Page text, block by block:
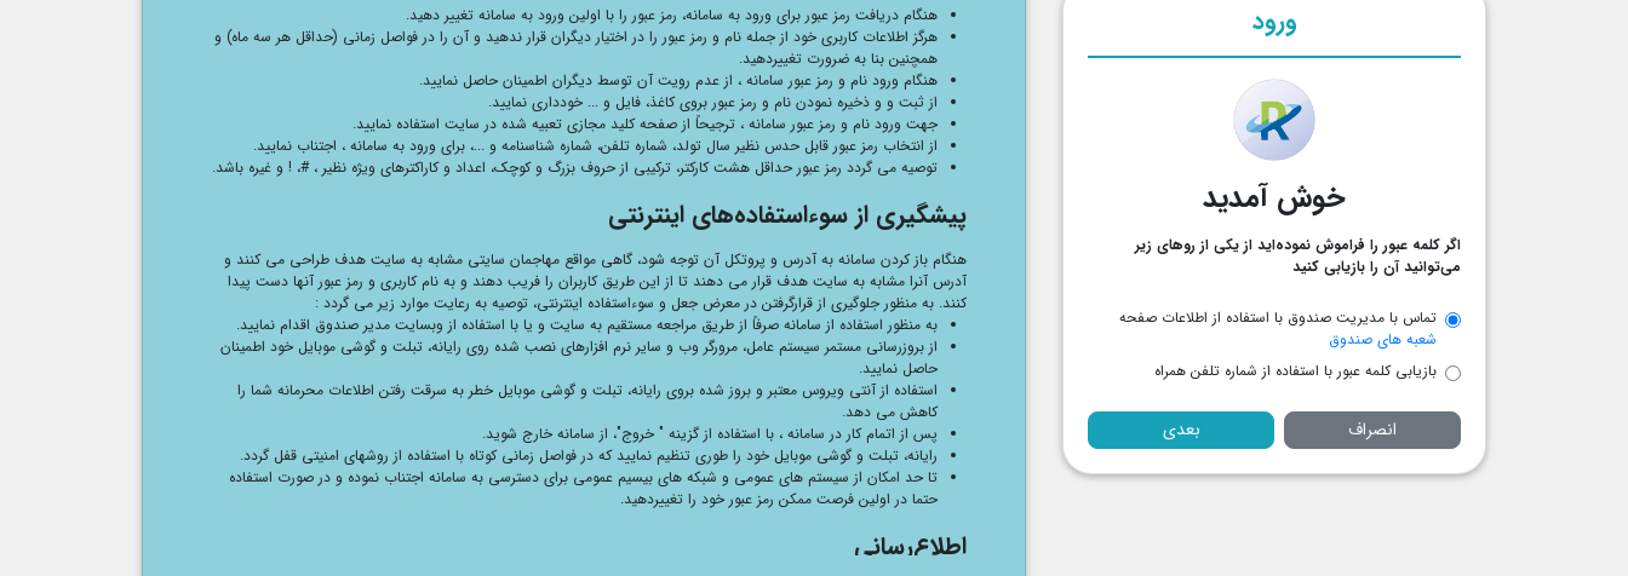
ورود
خوش آمدید
اگر کلمه عبور را فراموش نموده‌اید از یکی از رو‌های زیر
می‌توانید آن را بازیابی کنید
تماس با مدیریت صندوق با استفاده از اطلاعات صفحه
شعبه های صندوق
بازیابی کلمه عبور با استفاده از شماره تلفن همراه
انصراف
هنگام دریافت رمز عبور برای ورود به سامانه، رمز عبور را با اولین ورود به سامانه تغییر دهید.
هرگز اطلاعات کاربری خود از جمله نام و رمز عبور را در اختیار دیگران قرار ندهید و آن را در فواصل زمانی (حداقل هر سه ماه) و
همچنین بنا به ضرورت تغییردهید.
هنگام ورود نام و رمز عبور سامانه ، از عدم رویت آن توسط دیگران اطمینان حاصل نمایید.
از ثبت و و ذخیره نمودن نام و رمز عبور بروی کاغذ، فایل و ... خودداری نمایید.
جهت ورود نام و رمز عبور سامانه ، ترجیحاً از صفحه کلید مجازی تعبیه شده در سایت استفاده نمایید.
از انتخاب رمز عبور قابل حدس نظیر سال تولد، شماره تلفن، شماره شناسنامه و ...، برای ورود به سامانه ، اجتناب نمایید.
توصیه می گردد رمز عبور حداقل هشت کارکتر، ترکیبی از حروف بزرگ و کوچک، اعداد و کاراکترهای ویژه نظیر ، #، ! و غیره باشد.
پیشگیری از سوء‌استفاده‌های اینترنتی
هنگام باز کردن سامانه به آدرس و پروتکل آن توجه شود، گاهی مواقع مهاجمان سایتی مشابه به سایت هدف طراحی می کنند و
آدرس آنرا مشابه به سایت هدف قرار می دهند تا از این طریق کاربران را فریب دهند و به نام کاربری و رمز عبور آنها دست پیدا
کنند. به منظور جلوگیری از قرارگرفتن در معرض جعل و سوءاستفاده اینترنتی، توصیه به رعایت موارد زیر می گردد :
به منظور استفاده از سامانه صرفاً از طریق مراجعه مستقیم به سایت و یا با استفاده از وبسایت مدیر صندوق اقدام نمایید.
از بروزرسانی مستمر سیستم عامل، مرورگر وب و سایر نرم افزارهای نصب شده روی رایانه، تبلت و گوشی موبایل خود اطمینان
حاصل نمایید.
استفاده از آنتی ویروس معتبر و بروز شده بروی رایانه، تبلت و گوشی موبایل خطر به سرقت رفتن اطلاعات محرمانه شما را
کاهش می دهد.
پس از اتمام کار در سامانه ، با استفاده از گزینه " خروج"، از سامانه خارج شوید.
رایانه، تبلت و گوشی موبایل خود را طوری تنظیم نمایید که در فواصل زمانی کوتاه با استفاده از روشهای امنیتی قفل گردد.
تا حد امکان از سیستم های عمومی و شبکه های بیسیم عمومی برای دسترسی به سامانه اجتناب نموده و در صورت استفاده
حتما در اولین فرصت ممکن رمز عبور خود را تغییردهید.
اطلاع‌رسانی